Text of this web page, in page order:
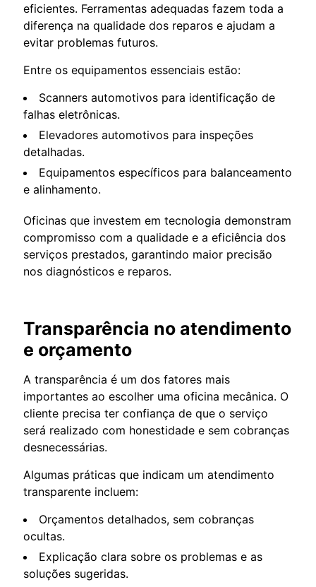
eficientes. Ferramentas adequadas fazem toda a
diferença na qualidade dos reparos e ajudam a
evitar problemas futuros.
Entre os equipamentos essenciais estão:
Scanners automotivos para identificação de
falhas eletrônicas.
Elevadores automotivos para inspeções
detalhadas.
Equipamentos específicos para balanceamento
e alinhamento.
Oficinas que investem em tecnologia demonstram
compromisso com a qualidade e a eficiência dos
serviços prestados, garantindo maior precisão
nos diagnósticos e reparos.
Transparência no atendimento
e orçamento
A transparência é um dos fatores mais
importantes ao escolher uma oficina mecânica. O
cliente precisa ter confiança de que o serviço
será realizado com honestidade e sem cobranças
desnecessárias.
Algumas práticas que indicam um atendimento
transparente incluem:
Orçamentos detalhados, sem cobranças
ocultas.
Explicação clara sobre os problemas e as
soluções sugeridas.